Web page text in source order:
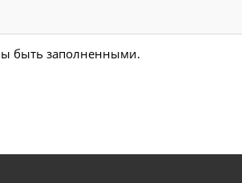
быть заполненными.